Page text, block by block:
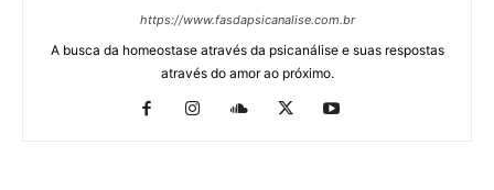
https://www.fasdapsicanalise.com.br
A busca da homeostase através da psicanálise e suas respostas
através do amor ao próximo.